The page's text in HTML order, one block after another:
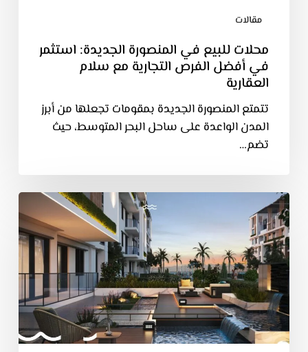
مقالات
محلات للبيع في المنصورة الجديدة: استثمر
في أفضل الفرص التجارية مع سلام
العقارية
تتمتع المنصورة الجديدة بمقومات تجعلها من أبرز
المدن الواعدة على ساحل البحر المتوسط، حيث
تضم…